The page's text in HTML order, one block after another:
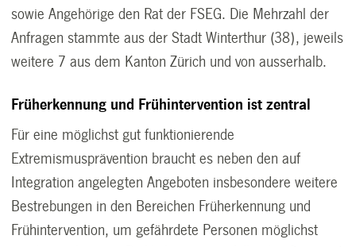
sowie Angehörige den Rat der FSEG. Die Mehrzahl der
Anfragen stammte aus der Stadt Winterthur (38), jeweils
weitere 7 aus dem Kanton Zürich und von ausserhalb.
Früherkennung und Frühintervention ist zentral
Für eine möglichst gut funktionierende
Extremismusprävention braucht es neben den auf
Integration angelegten Angeboten insbesondere weitere
Bestrebungen in den Bereichen Früherkennung und
Frühintervention, um gefährdete Personen möglichst